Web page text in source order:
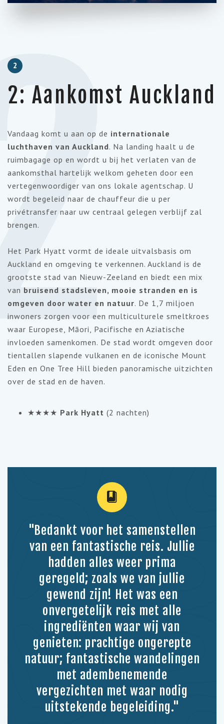
2
2: Aankomst Auckland
Vandaag komt u aan op de internationale
luchthaven van Auckland. Na landing haalt u de
ruimbagage op en wordt u bij het verlaten van de
aankomsthal hartelijk welkom geheten door een
vertegenwoordiger van ons lokale agentschap. U
wordt begeleid naar de chauffeur die u per
privétransfer naar uw centraal gelegen verblijf zal
brengen.
Het Park Hyatt vormt de ideale uitvalsbasis om
Auckland en omgeving te verkennen. Auckland is de
grootste stad van Nieuw-Zeeland en biedt een mix
van bruisend stadsleven, mooie stranden en is
omgeven door water en natuur. De 1,7 miljoen
inwoners zorgen voor een multiculturele smeltkroes
waar Europese, Māori, Pacifische en Aziatische
invloeden samenkomen. De stad wordt omgeven door
tientallen slapende vulkanen en de iconische Mount
Eden en One Tree Hill bieden panoramische uitzichten
over de stad en de haven.
★★★★ Park Hyatt (2 nachten)
"Bedankt voor het samenstellen
van een fantastische reis. Jullie
hadden alles weer prima
geregeld; zoals we van jullie
gewend zijn! Het was een
onvergetelijk reis met alle
ingrediënten waar wij van
genieten: prachtige ongerepte
natuur; fantastische wandelingen
met adembenemende
vergezichten met waar nodig
uitstekende begeleiding."